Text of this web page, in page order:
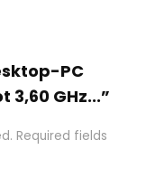
PC
3,60 GHz...”
Required fields